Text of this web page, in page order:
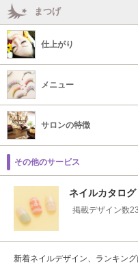
まつげ
仕上がり
メニュー
サロンの特徴
その他のサービス
ネイルカタログ
掲載デザイン数
新着ネイルデザイン、ランキング